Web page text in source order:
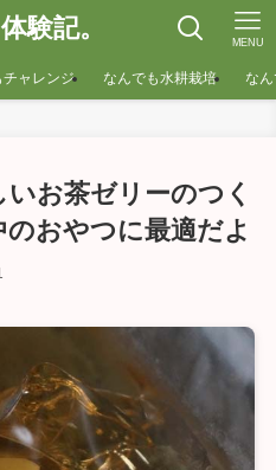
験記。 MENU
チャレンジ なんでも水耕栽培 な
お茶ゼリーのつく
おやつに最適だよ